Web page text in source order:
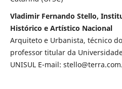
Vladimir Fernando Stello,
Histórico e Artístico Nacional
Arquiteto e Urbanista, técnico
professor titular da
UNISUL E-mail: